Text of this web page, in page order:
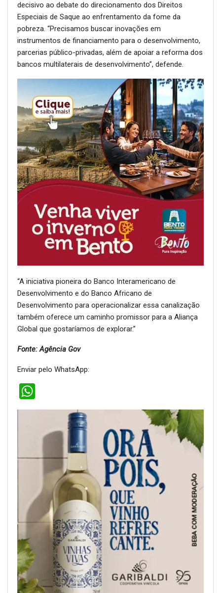
decisivo ao debate do direcionamento dos Direitos
Especiais de Saque ao enfrentamento da fome da
pobreza. “Precisamos buscar inovações em
instrumentos de financiamento para o desenvolvimento,
parcerias público-privadas, além de apoiar a reforma dos
bancos multilaterais de desenvolvimento”, defende.
“A iniciativa pioneira do Banco Interamericano de
Desenvolvimento e do Banco Africano de
Desenvolvimento para operacionalizar essa canalização
também oferece um caminho promissor para a Aliança
Global que gostaríamos de explorar.”
Fonte: Agência Gov
Enviar pelo WhatsApp: